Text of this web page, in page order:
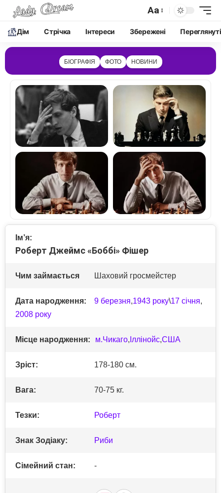
Aa
Дім Cтрічка Інтереси Збережені Переглянуті
БІОГРАФІЯ ФОТО НОВИНИ
Ім’я:
Роберт Джеймс «Боббі» Фішер
Чим займається Шаховий гросмейстер
Дата народження: 9 березня,1943 року\17 січня,
2008 року
Місце народження: м.Чикаго, Іллінойс,США
Зріст: 178-180 см.
Вага: 70-75 кг.
Тезки: Роберт
Знак Зодіаку: Риби
Сімейний стан: -